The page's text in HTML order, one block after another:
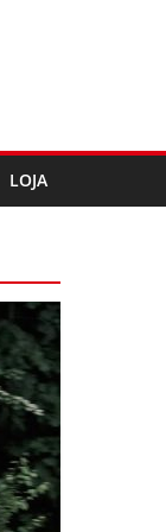
LOJA